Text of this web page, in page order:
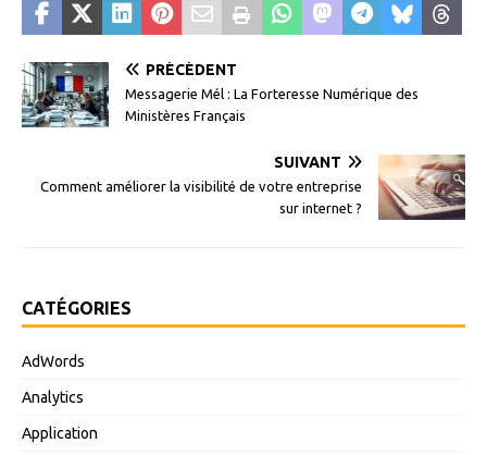
PRÉCÉDENT
Messagerie Mél : La Forteresse Numérique des
Ministères Français
SUIVANT
Comment améliorer la visibilité de votre entreprise
sur internet ?
CATÉGORIES
AdWords
Analytics
Application